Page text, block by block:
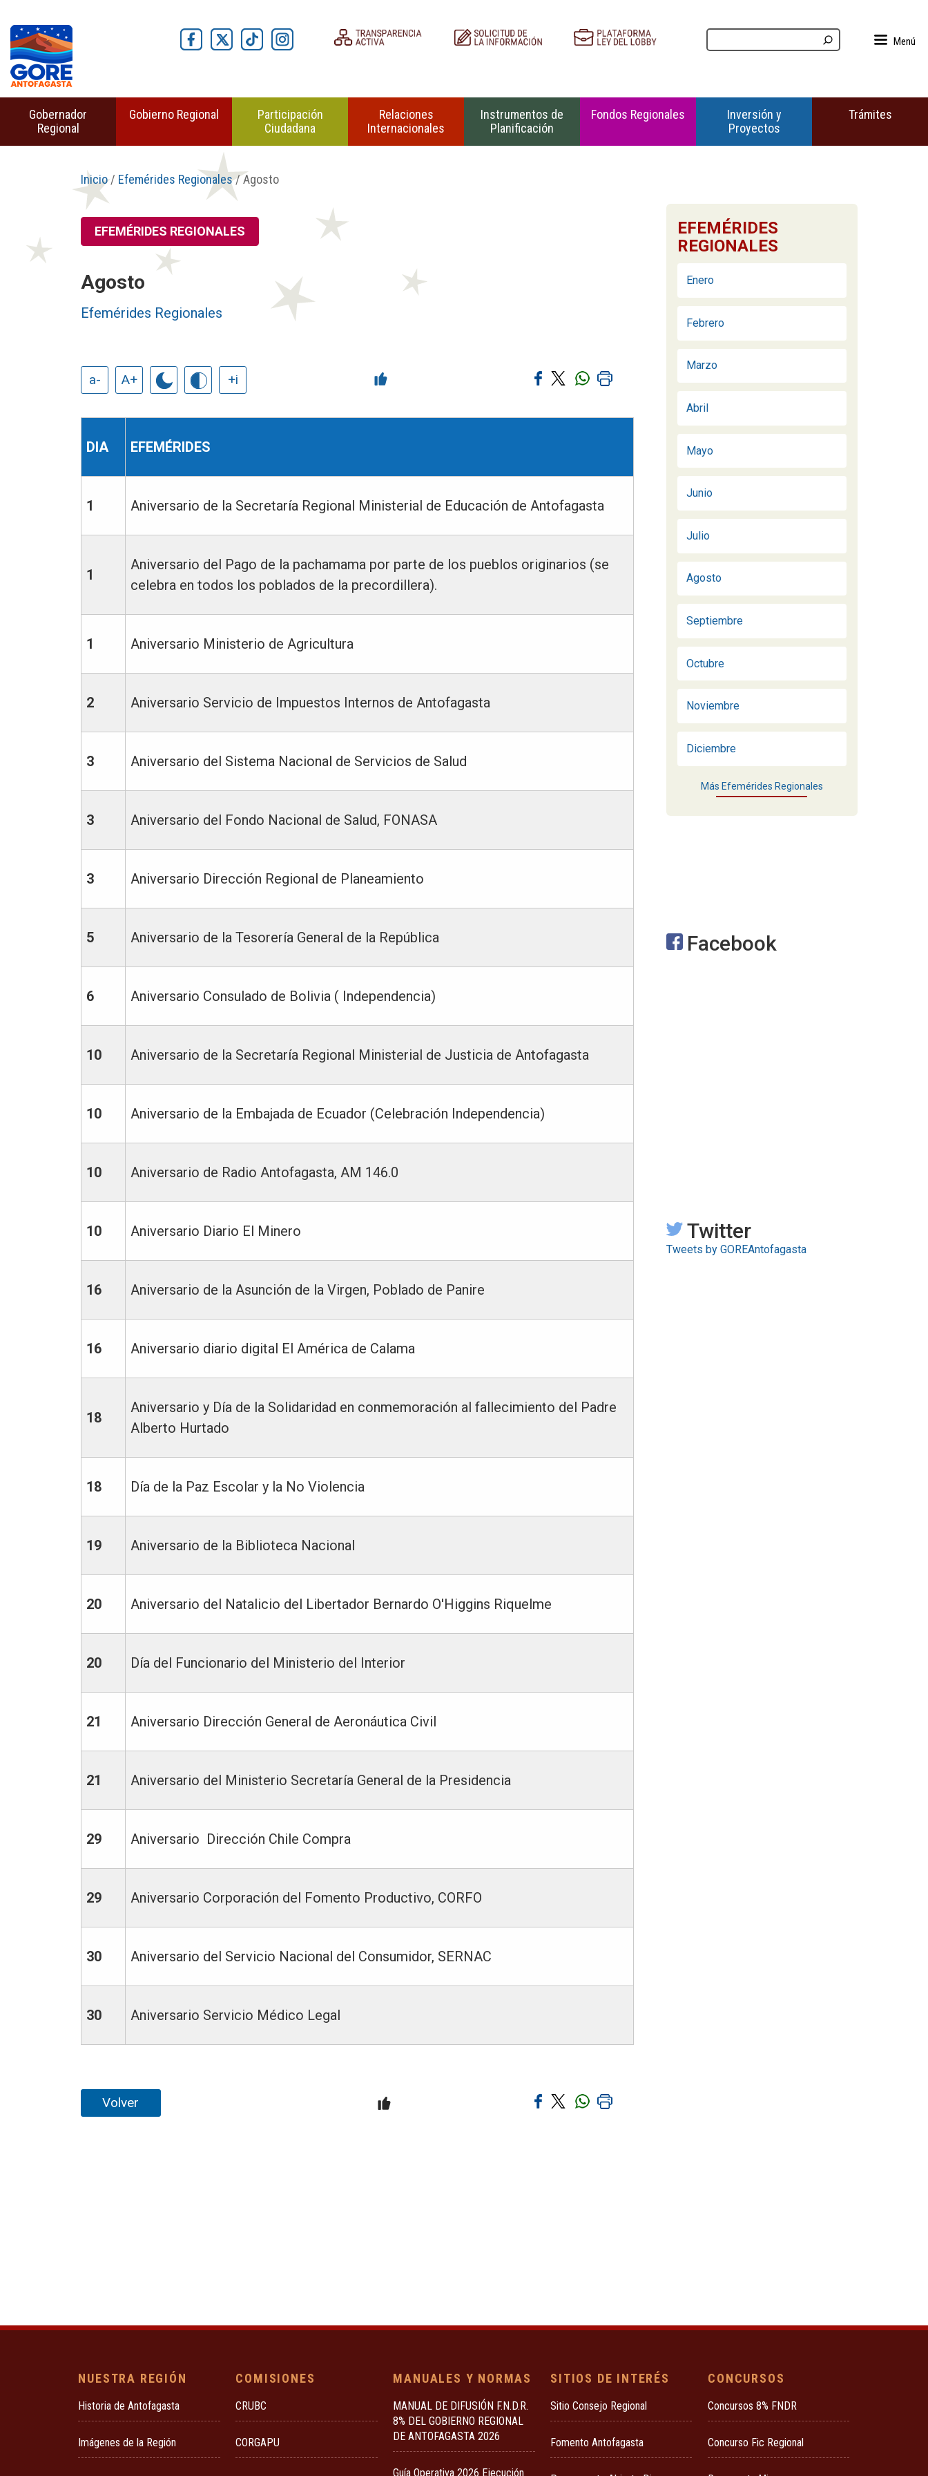
Menú
Gobernador
Regional
Gobierno Regional
Participación
Ciudadana
Relaciones
Internacionales
Instrumentos de
Planificación
Fondos Regionales
Inversión y
Proyectos
Trámites
Inicio/ Efemérides Regionales/ Agosto
EFEMÉRIDES REGIONALES
Agosto
Efemérides Regionales
a- A+ +i
DIA EFEMÉRIDES
1 Aniversario de la Secretaría Regional Ministerial de Educación de Antofagasta
1
Aniversario del Pago de la pachamama por parte de los pueblos originarios (se
celebra en todos los poblados de la precordillera).
1 Aniversario Ministerio de Agricultura
2 Aniversario Servicio de Impuestos Internos de Antofagasta
3 Aniversario del Sistema Nacional de Servicios de Salud
3 Aniversario del Fondo Nacional de Salud, FONASA
3 Aniversario Dirección Regional de Planeamiento
5 Aniversario de la Tesorería General de la República
6 Aniversario Consulado de Bolivia ( Independencia)
10 Aniversario de la Secretaría Regional Ministerial de Justicia de Antofagasta
10 Aniversario de la Embajada de Ecuador (Celebración Independencia)
10 Aniversario de Radio Antofagasta, AM 146.0
10 Aniversario Diario El Minero
16 Aniversario de la Asunción de la Virgen, Poblado de Panire
16 Aniversario diario digital El América de Calama
18
Aniversario y Día de la Solidaridad en conmemoración al fallecimiento del Padre
Alberto Hurtado
18 Día de la Paz Escolar y la No Violencia
19 Aniversario de la Biblioteca Nacional
20 Aniversario del Natalicio del Libertador Bernardo O'Higgins Riquelme
20 Día del Funcionario del Ministerio del Interior
21 Aniversario Dirección General de Aeronáutica Civil
21 Aniversario del Ministerio Secretaría General de la Presidencia
29 Aniversario Dirección Chile Compra
29 Aniversario Corporación del Fomento Productivo, CORFO
30 Aniversario del Servicio Nacional del Consumidor, SERNAC
30 Aniversario Servicio Médico Legal
Volver
EFEMÉRIDES
REGIONALES
Enero
Febrero
Marzo
Abril
Mayo
Junio
Julio
Agosto
Septiembre
Octubre
Noviembre
Diciembre
Más Efemérides Regionales
Facebook
Twitter
Tweets by GOREAntofagasta
NUESTRA REGIÓN
Historia de Antofagasta
Imágenes de la Región
COMISIONES
CRUBC
CORGAPU
MANUALES Y NORMAS
MANUAL DE DIFUSIÓN F.N.D.R.
8% DEL GOBIERNO REGIONAL
DE ANTOFAGASTA 2026
Guía Operativa 2026 Ejecución
SITIOS DE INTERÉS
Sitio Consejo Regional
Fomento Antofagasta
CONCURSOS
Concursos 8% FNDR
Concurso Fic Regional